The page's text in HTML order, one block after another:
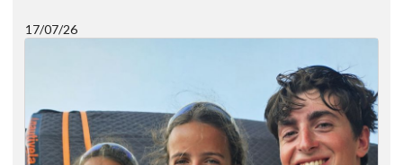
17/07/26